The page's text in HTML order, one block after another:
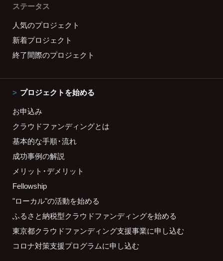
ステータス
人気のプロジェクト
新着プロジェクト
終了間際のプロジェクト
プロジェクトを始める
お申込み
クラウドファンディングとは
基本的な手順・流れ
成功事例の解説
メリット・デメリット
Fellowship
"ローカル"の活動を始める
ふるさと納税型クラウドファンディングを始める
東京都クラウドファンディング支援事業に申し込む
コロナ対策支援プログラムに申し込む